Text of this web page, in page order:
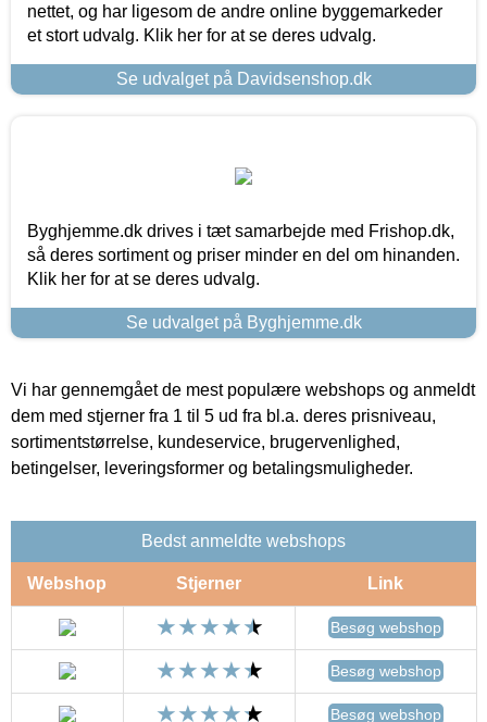
nettet, og har ligesom de andre online byggemarkeder
et stort udvalg. Klik her for at se deres udvalg.
Se udvalget på Davidsenshop.dk
Byghjemme.dk drives i tæt samarbejde med Frishop.dk,
så deres sortiment og priser minder en del om hinanden.
Klik her for at se deres udvalg.
Se udvalget på Byghjemme.dk
Vi har gennemgået de mest populære webshops og anmeldt
dem med stjerner fra 1 til 5 ud fra bl.a. deres prisniveau,
sortimentstørrelse, kundeservice, brugervenlighed,
betingelser, leveringsformer og betalingsmuligheder.
Bedst anmeldte webshops
Webshop Stjerner Link
Besøg webshop
Besøg webshop
Besøg webshop